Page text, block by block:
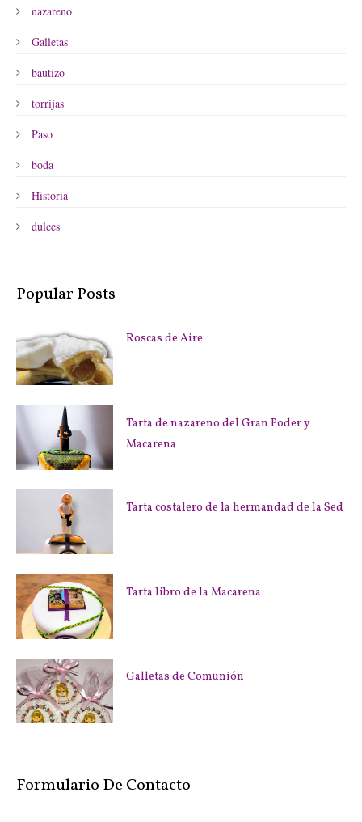
nazareno
Galletas
bautizo
torrijas
Paso
boda
Historia
dulces
Popular Posts
Roscas de Aire
Tarta de nazareno del Gran Poder y
Macarena
Tarta costalero de la hermandad de la Sed
Tarta libro de la Macarena
Galletas de Comunión
Formulario De Contacto